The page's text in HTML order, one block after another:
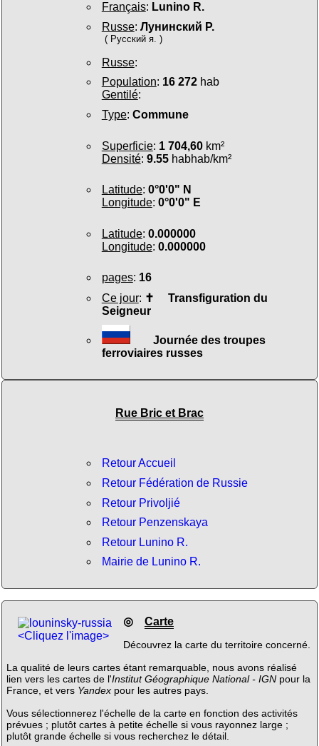
Français: Lunino R.
Russe: Лунинский Р.
( Русский я. )
Russe:
Population: 16 272hab
Gentilé:
Type: Commune
Superficie: 1 704,60km²
Densité: 9.55habhab/km²
Latitude: 0°0'0" N
Longitude: 0°0'0" E
Latitude: 0.000000
Longitude: 0.000000
pages: 16
Ce jour: ✝ Transfiguration du
Seigneur
Journée des troupes
ferroviaires russes
Rue Bric et Brac
Retour Accueil
Retour Fédération de Russie
Retour Privoljié
Retour Penzenskaya
Retour Lunino R.
Mairie de Lunino R.
<Cliquez l'image>
◎ Carte
Découvrez la carte du territoire concerné.
La qualité de leurs cartes étant remarquable, nous avons réalisé
lien vers les cartes de l'Institut Géographique National - IGNpour la
France, et vers Yandexpour les autres pays.
Vous sélectionnerez l'échelle de la carte en fonction des activités
prévues ; plutôt cartes à petite échelle si vous rayonnez large ;
plutôt grande échelle si vous recherchez le détail.